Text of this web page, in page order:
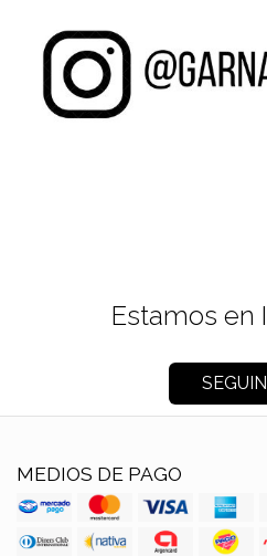
Estamos en
MEDIOS DE PAGO